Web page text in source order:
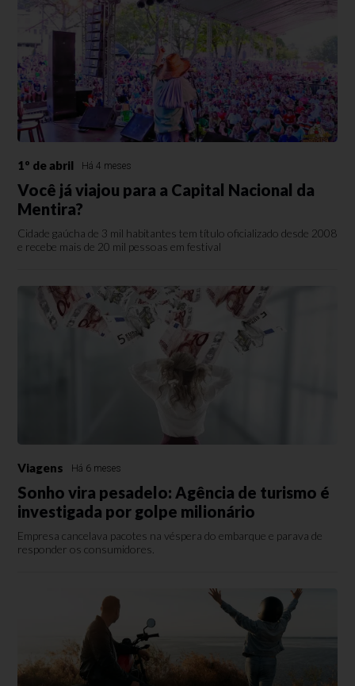
1º de abril Há 4 meses
Você já viajou para a Capital Nacional da
Mentira?
Cidade gaúcha de 3 mil habitantes tem título oficializado desde 2008
e recebe mais de 20 mil pessoas em festival
Viagens Há 6 meses
Sonho vira pesadelo: Agência de turismo é
investigada por golpe milionário
Empresa cancelava pacotes na véspera do embarque e parava de
responder os consumidores.